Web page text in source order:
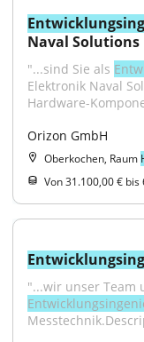
Naval Solutions
"...sind Sie als
Elektronik Naval
Hardware-
Orizon GmbH
Oberkochen, Raum
Von 31.100,00 € bis